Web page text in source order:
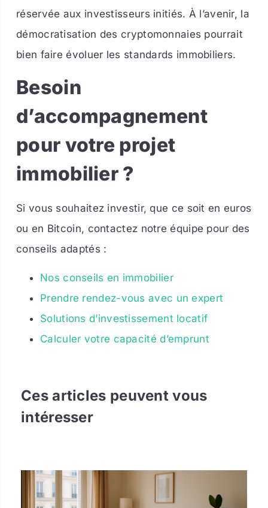
réservée aux investisseurs initiés. À l’avenir, la
démocratisation des cryptomonnaies pourrait
bien faire évoluer les standards immobiliers.
Besoin
d’accompagnement
pour votre projet
immobilier ?
Si vous souhaitez investir, que ce soit en euros
ou en Bitcoin, contactez notre équipe pour des
conseils adaptés :
Nos conseils en immobilier
Prendre rendez-vous avec un expert
Solutions d’investissement locatif
Calculer votre capacité d’emprunt
Ces articles peuvent vous
intéresser